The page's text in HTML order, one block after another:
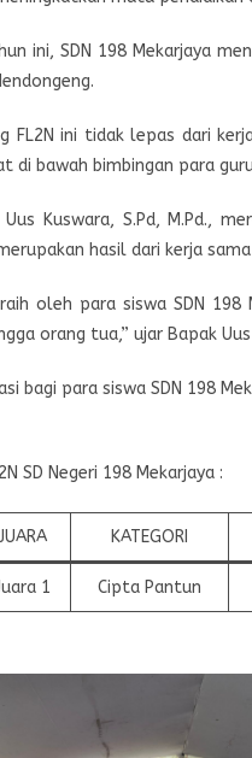
ini, SDN 198 Mekarjaya
FL2N ini tidak lepas dari
di bawah bimbingan para
Kuswara, S.Pd, M.Pd.,
hasil dari kerja
oleh para siswa SDN
orang tua,” ujar Bapak Uus
bagi para siswa SDN 198
SD Negeri 198 Mekarjaya :
KATEGORI
1 Cipta Pantun